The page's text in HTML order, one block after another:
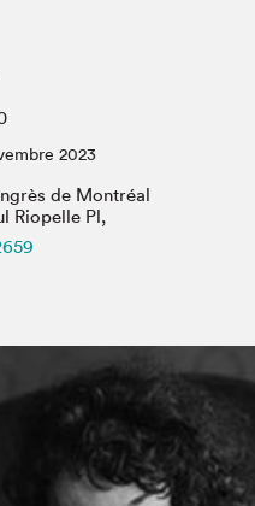
et en ligne
2023
de Montréal
Riopelle Pl,